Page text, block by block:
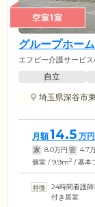
空室1室
グループホー
エフビー介護サービ
自立
埼玉県深谷市
月額14.5 万円
家 8.0万円 管 4.7
個室 / 9.9m2 / 基本
24時間看護師
付き居室